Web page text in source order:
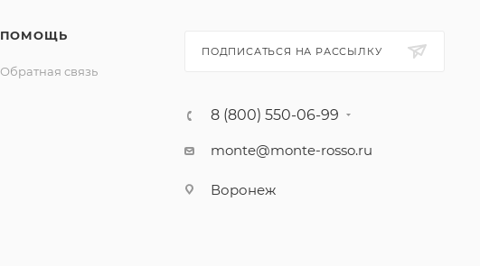
ПОМОЩЬ
Обратная связь
ПОДПИСАТЬСЯ НА РАССЫЛКУ
8 (800) 550-06-99
monte@monte-rosso.ru
Воронеж